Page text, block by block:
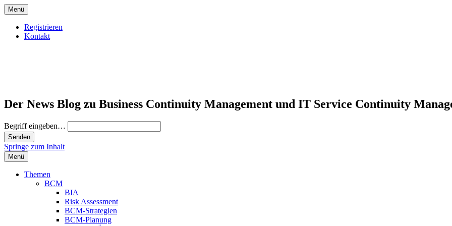
Menü
Registrieren
Kontakt
Der News Blog zu Business Continuity Management und IT Service Continuity
Begriff eingeben…
Springe zum Inhalt
Menü
Themen
BCM
BIA
Risk Assessment
BCM-Strategien
BCM-Planung